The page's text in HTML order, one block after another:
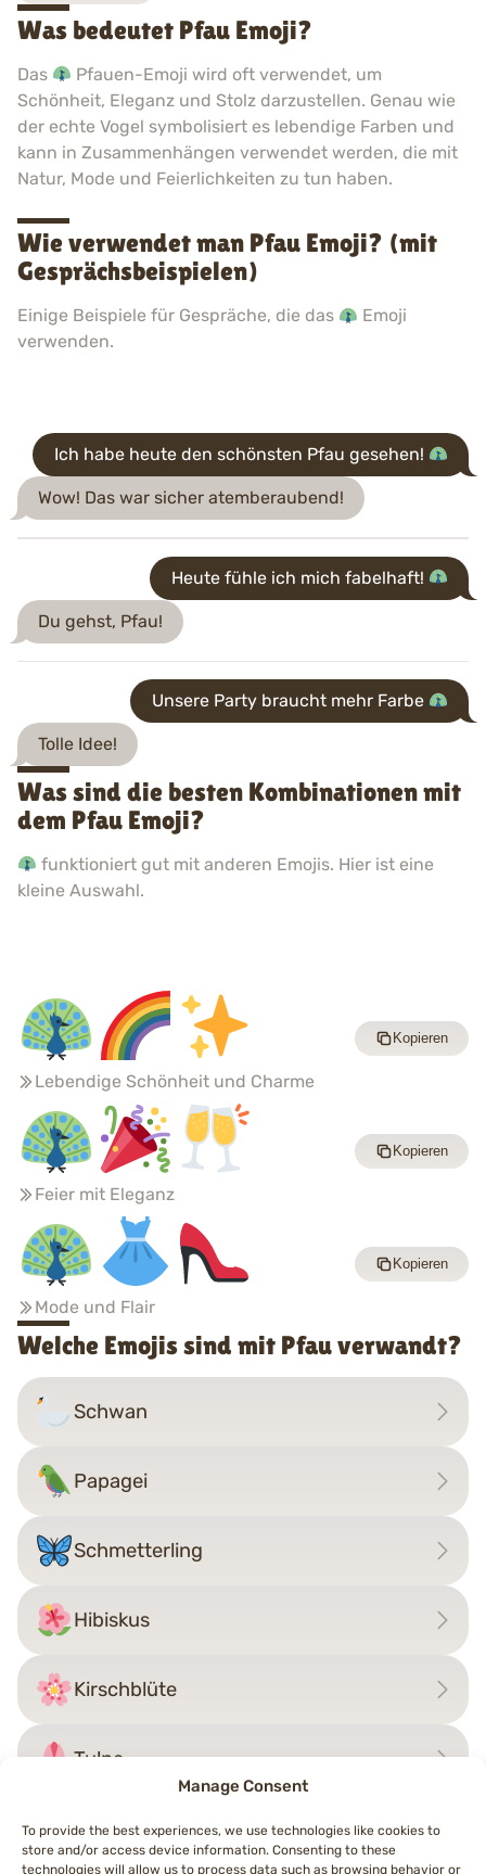
Manage Consent
To provide the best experiences, we use technologies like cookies to
store and/or access device information. Consenting to these
technologies will allow us to process data such as browsing behavior or
Was bedeutet Pfau Emoji?
Das
Pfauen-Emoji wird oft verwendet, um
Schönheit, Eleganz und Stolz darzustellen. Genau wie
der echte Vogel symbolisiert es lebendige Farben und
kann in Zusammenhängen verwendet werden, die mit
Natur, Mode und Feierlichkeiten zu tun haben.
Wie verwendet man Pfau Emoji? (mit
Gesprächsbeispielen)
Einige Beispiele für Gespräche, die das
Emoji
verwenden.
Ich habe heute den schönsten Pfau gesehen!
Wow! Das war sicher atemberaubend!
Heute fühle ich mich fabelhaft!
Du gehst, Pfau!
Unsere Party braucht mehr Farbe
Tolle Idee!
Was sind die besten Kombinationen mit
dem Pfau Emoji?
funktioniert gut mit anderen Emojis. Hier ist eine
kleine Auswahl.
Lebendige Schönheit und Charme
Kopieren
Feier mit Eleganz
Kopieren
Mode und Flair
Kopieren
Welche Emojis sind mit Pfau verwandt?
Schwan
Papagei
Schmetterling
Hibiskus
Kirschblüte
Tulpe